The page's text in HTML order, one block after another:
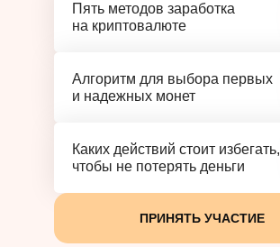
Пять методов заработка
на криптовалюте
Алгоритм для выбора первых
и надежных монет
Каких действий стоит избегать,
чтобы не потерять деньги
ПРИНЯТЬ УЧАСТИЕ